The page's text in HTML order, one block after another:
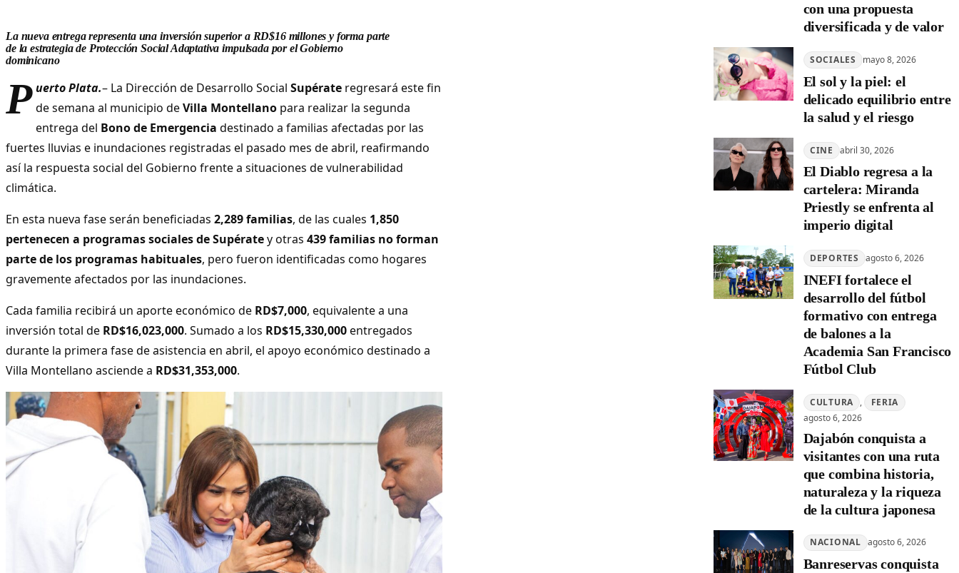
La nueva entrega representa una inversión superior a RD$16 millones y forma parte
de la estrategia de Protección Social Adaptativa impulsada por el Gobierno
dominicano
P uerto Plata.– La Dirección de Desarrollo Social Supérateregresará este fin
de semana al municipio deVilla Montellanopara realizar la segunda
entrega del Bono de Emergencia destinado a familias afectadas por las
fuertes lluvias e inundaciones registradas el pasado mes de abril, reafirmando
así la respuesta social del Gobierno frente a situaciones de vulnerabilidad
climática.
En esta nueva fase serán beneficiadas 2,289 familias, de las cuales 1,850
pertenecen a programas sociales de Supératey otras 439 familias no forman
parte de los programas habituales, pero fueron identificadas como hogares
gravemente afectados por las inundaciones.
Cada familia recibirá un aporte económico de RD$7,000, equivalente a una
inversión total de RD$16,023,000. Sumado a los RD$15,330,000entregados
durante la primera fase de asistencia en abril, el apoyo económico destinado a
Villa Montellano asciende a RD$31,353,000.
con una propuesta
diversificada y de valor
SOCIALES mayo 8, 2026
El sol y la piel: el
delicado equilibrio entre
la salud y el riesgo
CINE abril 30, 2026
El Diablo regresa a la
cartelera: Miranda
Priestly se enfrenta al
imperio digital
DEPORTES agosto 6, 2026
INEFI fortalece el
desarrollo del fútbol
formativo con entrega
de balones a la
Academia San Francisco
Fútbol Club
CULTURA ,
FERIA
agosto 6, 2026
Dajabón conquista a
visitantes con una ruta
que combina historia,
naturaleza y la riqueza
de la cultura japonesa
NACIONAL agosto 6, 2026
Banreservas conquista